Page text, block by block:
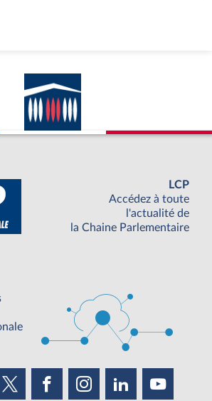
LCP
Accédez à toute
l'actualité de
la Chaine Parlementaire